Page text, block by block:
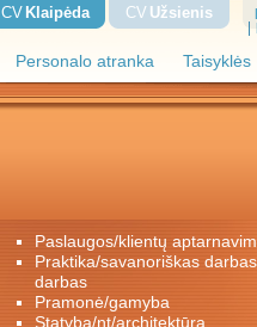
Personalo atranka Taisyklės
CV Klaipėda CV Užsienis
paslaugos/klientų
praktika/savanoriškas darbas/papildomas
darbas
pramonė/gamyba
statyba/nt/architektūra